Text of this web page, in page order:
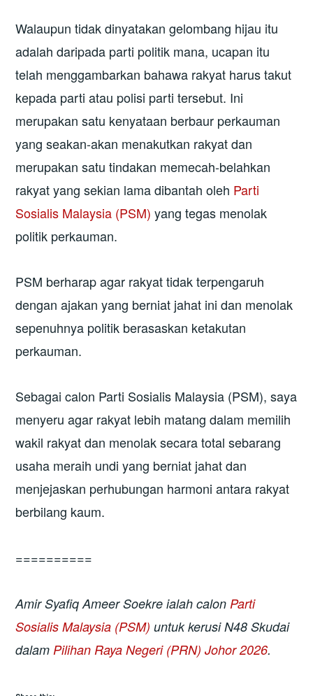
Walaupun tidak dinyatakan gelombang hijau itu
adalah daripada parti politik mana, ucapan itu
telah menggambarkan bahawa rakyat harus takut
kepada parti atau polisi parti tersebut. Ini
merupakan satu kenyataan berbaur perkauman
yang seakan-akan menakutkan rakyat dan
merupakan satu tindakan memecah-belahkan
rakyat yang sekian lama dibantah oleh Parti
Sosialis Malaysia (PSM) yang tegas menolak
politik perkauman.
PSM berharap agar rakyat tidak terpengaruh
dengan ajakan yang berniat jahat ini dan menolak
sepenuhnya politik berasaskan ketakutan
perkauman.
Sebagai calon Parti Sosialis Malaysia (PSM), saya
menyeru agar rakyat lebih matang dalam memilih
wakil rakyat dan menolak secara total sebarang
usaha meraih undi yang berniat jahat dan
menjejaskan perhubungan harmoni antara rakyat
berbilang kaum.
==========
Amir Syafiq Ameer Soekre ialah calonParti
Sosialis Malaysia (PSM) untuk kerusi N48 Skudai
dalamPilihan Raya Negeri (PRN) Johor 2026.